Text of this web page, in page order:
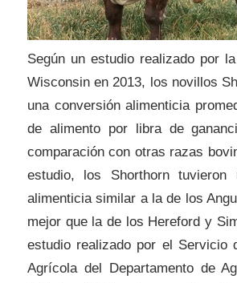
Según un estudio realizado por
Wisconsin en 2013, los novillos
una conversión alimenticia
de alimento por libra de
comparación con otras razas
estudio, los Shorthorn tuvieron
alimenticia similar a la de los
mejor que la de los Hereford y
estudio realizado por el Servicio
Agrícola del Departamento de